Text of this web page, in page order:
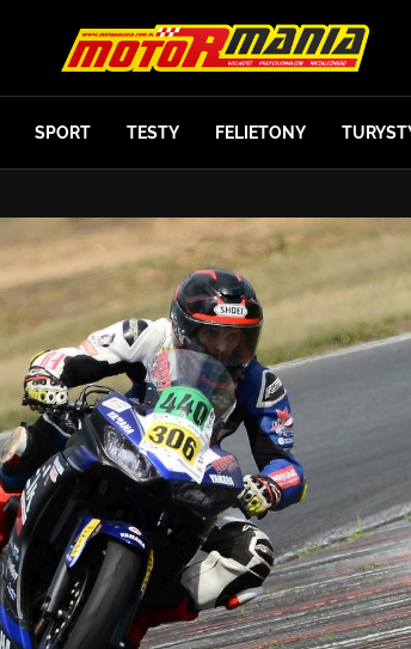
SPORT TESTY FELIETONY